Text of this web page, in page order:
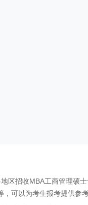
区招收MBA工商管理硕
，可以为考生报考提供参